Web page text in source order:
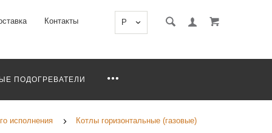
P
Контакты
ПОДОГРЕВАТЕЛИ
исполнения Котлы горизонтальные (газовые)